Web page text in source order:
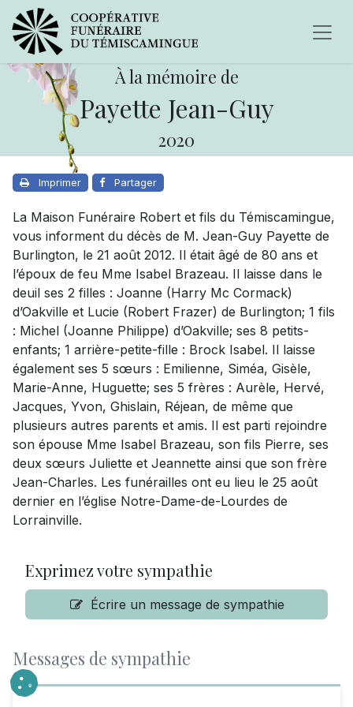
À la mémoire de
Payette Jean-Guy
2020
Imprimer Partager
La Maison Funéraire Robert et fils du Témiscamingue,
vous informent du décès de M. Jean-Guy Payette de
Burlington, le 21 août 2012. Il était âgé de 80 ans et
l’époux de feu Mme Isabel Brazeau. Il laisse dans le
deuil ses 2 filles : Joanne (Harry Mc Cormack)
d’Oakville et Lucie (Robert Frazer) de Burlington; 1 fils
: Michel (Joanne Philippe) d’Oakville; ses 8 petits-
enfants; 1 arrière-petite-fille : Brock Isabel. Il laisse
également ses 5 sœurs : Emilienne, Siméa, Gisèle,
Marie-Anne, Huguette; ses 5 frères : Aurèle, Hervé,
Jacques, Yvon, Ghislain, Réjean, de même que
plusieurs autres parents et amis. Il est parti rejoindre
son épouse Mme Isabel Brazeau, son fils Pierre, ses
deux sœurs Juliette et Jeannette ainsi que son frère
Jean-Charles. Les funérailles ont eu lieu le 25 août
dernier en l’église Notre-Dame-de-Lourdes de
Lorrainville.
Exprimez votre sympathie
Écrire un message de sympathie
Messages de sympathie